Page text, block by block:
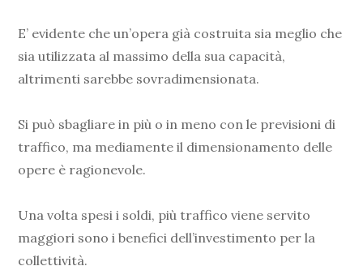
E’ evidente che un’opera già costruita sia meglio che
sia utilizzata al massimo della sua capacità,
altrimenti sarebbe sovradimensionata.
Si può sbagliare in più o in meno con le previsioni di
traffico, ma mediamente il dimensionamento delle
opere è ragionevole.
Una volta spesi i soldi, più traffico viene servito
maggiori sono i benefici dell’investimento per la
collettività.